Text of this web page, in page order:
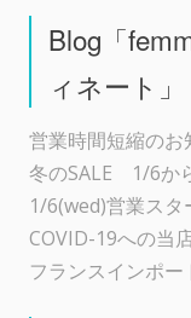
Blog「
ィネート」
営業時間短縮のお
冬のSALE 1/6か
1/6(wed)営業スタ
COVID-19への当
フランスインポー